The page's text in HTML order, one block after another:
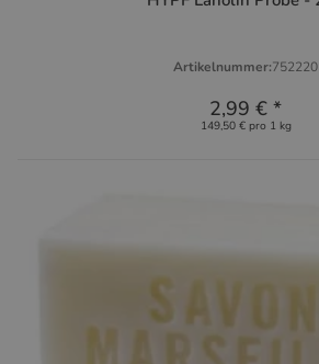
Artikelnummer:752220
2,99 € *
149,50 € pro 1 kg